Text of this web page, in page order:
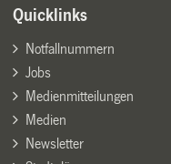
Quicklinks
Notfallnummern
Jobs
Medienmitteilungen
Medien
Newsletter